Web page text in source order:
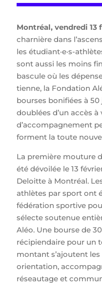
Montréal, vendredi 13
charnière dans
les étudiant·e·s-
sont aussi les moins
bascule où les
tienne, la Fondation
bourses bonifiées à
doublées d’un accès à
d’accompagnement
forment la toute
La première mouture
été dévoilée le 13
Deloitte à Montréal.
athlètes par sport ont
fédération sportive
sélecte soutenue
Aléo. Une bourse de
récipiendaire pour un
montant s’ajoutent
orientation,
réseautage et